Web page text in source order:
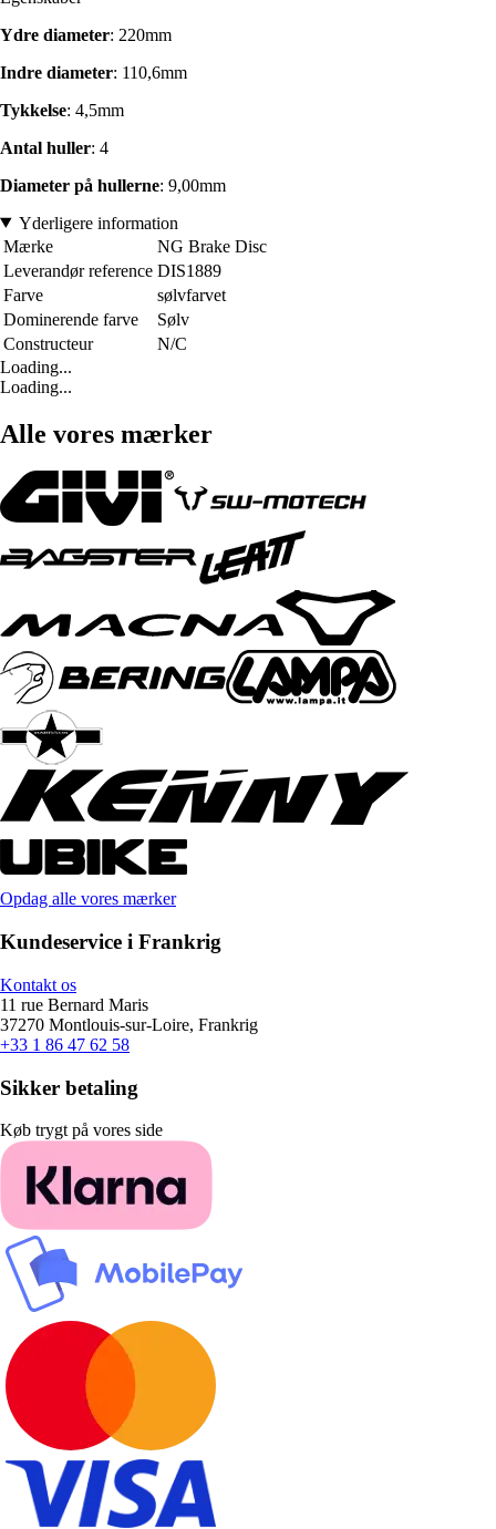
Ydre diameter: 220mm
Indre diameter: 110,6mm
Tykkelse: 4,5mm
Antal huller: 4
Diameter på hullerne: 9,00mm
Yderligere information
Mærke
NG Brake Disc
Leverandør reference DIS1889
Farve
sølvfarvet
Dominerende farve
Sølv
Constructeur
N/C
Loading...
Loading...
Alle vores mærker
Opdag alle vores mærker
Kundeservice i Frankrig
Kontakt os
11 rue Bernard Maris
37270 Montlouis-sur-Loire, Frankrig
+33 1 86 47 62 58
Sikker betaling
Køb trygt på vores side